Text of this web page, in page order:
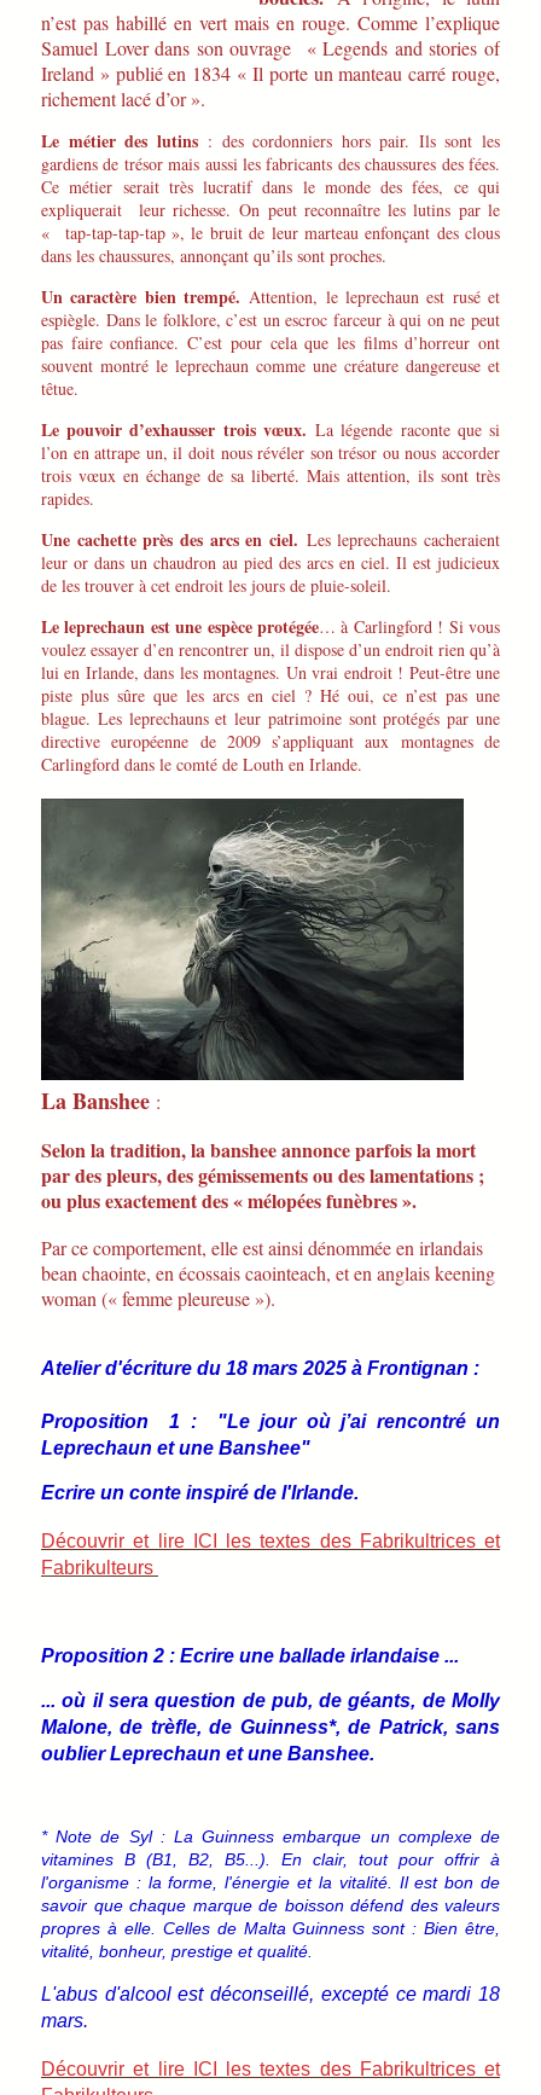
n’est pas habillé en vert mais en rouge. Comme l’explique
Samuel Lover dans son ouvrage « Legends and stories of
Ireland » publié en 1834 « Il porte un manteau carré rouge,
richement lacé d’or ».
Le métier des lutins: des cordonniers hors pair. Ils sont les
gardiens de trésor mais aussi les fabricants des chaussures des fées.
Ce métier serait très lucratif dans le monde des fées, ce qui
expliquerait leur richesse. On peut reconnaître les lutins par le
« tap-tap-tap-tap », le bruit de leur marteau enfonçant des clous
dans les chaussures, annonçant qu’ils sont proches.
Un caractère bien trempé. Attention, le leprechaun est rusé et
espiègle. Dans le folklore, c’est un escroc farceur à qui on ne peut
pas faire confiance. C’est pour cela que les films d’horreur ont
souvent montré le leprechaun comme une créature dangereuse et
têtue.
Le pouvoir d’exhausser trois vœux. La légende raconte que si
l’on en attrape un, il doit nous révéler son trésor ou nous accorder
trois vœux en échange de sa liberté. Mais attention, ils sont très
rapides.
Une cachette près des arcs en ciel. Les leprechauns cacheraient
leur or dans un chaudron au pied des arcs en ciel. Il est judicieux
de les trouver à cet endroit les jours de pluie-soleil.
Le leprechaun est une espèce protégée… à Carlingford ! Si vous
voulez essayer d’en rencontrer un, il dispose d’un endroit rien qu’à
lui en Irlande, dans les montagnes. Un vrai endroit ! Peut-être une
piste plus sûre que les arcs en ciel ? Hé oui, ce n’est pas une
blague. Les leprechauns et leur patrimoine sont protégés par une
directive européenne de 2009 s’appliquant aux montagnes de
Carlingford dans le comté de Louth en Irlande.
La Banshee :
Selon la tradition, la banshee annonce parfois la mort
par des pleurs, des gémissements ou des lamentations ;
ou plus exactement des « mélopées funèbres ».
Par ce comportement, elle est ainsi dénommée en irlandais
bean chaointe, en écossais caointeach, et en anglais keening
woman (« femme pleureuse »).
Atelier d'écriture du 18 mars 2025 à Frontignan :
Proposition 1 : "Le jour où j’ai rencontré un
Leprechaun et une Banshee"
Ecrire un conte inspiré de l'Irlande.
Découvrir et lire ICI les textes des Fabrikultrices et
Fabrikulteurs
Proposition 2 : Ecrire une ballade irlandaise ...
... où il sera question de pub, de géants, de Molly
Malone, de trèfle, de Guinness*, de Patrick, sans
oublier Leprechaun et une Banshee.
* Note de Syl : La Guinness embarque un complexe de
vitamines B (B1, B2, B5...). En clair, tout pour offrir à
l'organisme : la forme, l'énergie et la vitalité. Il est bon de
savoir que chaque marque de boisson défend des valeurs
propres à elle. Celles de Malta Guinness sont : Bien être,
vitalité, bonheur, prestige et qualité.
L'abus d'alcool est déconseillé, excepté ce mardi 18
mars.
Découvrir et lire ICI les textes des Fabrikultrices et